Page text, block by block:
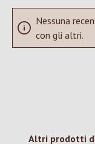
Nessuna
con gli altri.
Salta la
Altri prodotti